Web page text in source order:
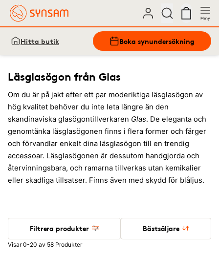
Meny
Hitta butik Boka synundersökning
Läsglasögon från Glas
Om du är på jakt efter ett par moderiktiga läsglasögon av
hög kvalitet behöver du inte leta längre än den
skandinaviska glasögontillverkaren Glas. De eleganta och
genomtänka läsglasögonen finns i flera former och färger
och förvandlar enkelt dina läsglasögon till en trendig
accessoar. Läsglasögonen är dessutom handgjorda och
återvinningsbara, och ramarna tillverkas utan kemikalier
eller skadliga tillsatser. Finns även med skydd för blåljus.
Filtrera produkter Bästsäljare
Visar 0-20 av 58 Produkter